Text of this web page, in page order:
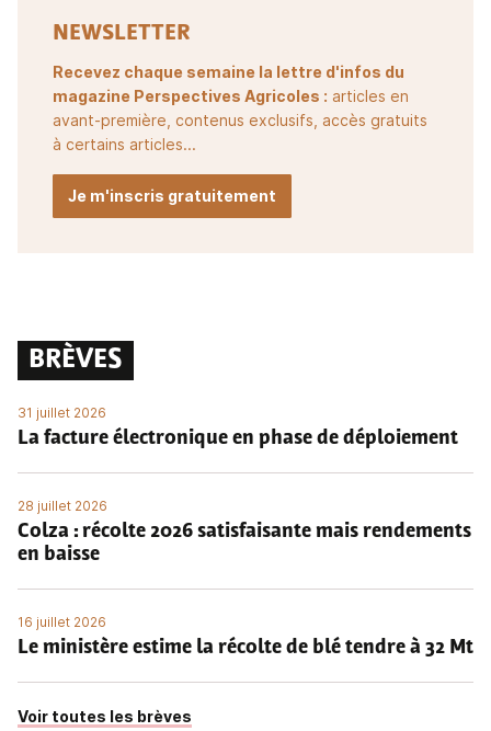
NEWSLETTER
Recevez chaque semaine la lettre d'infos du
magazine Perspectives Agricoles : articles en
avant-première, contenus exclusifs, accès gratuits
à certains articles...
Je m'inscris gratuitement
BRÈVES
31 juillet 2026
La facture électronique en phase de déploiement
28 juillet 2026
Colza : récolte 2026 satisfaisante mais rendements
en baisse
16 juillet 2026
Le ministère estime la récolte de blé tendre à 32 Mt
Voir toutes les brèves